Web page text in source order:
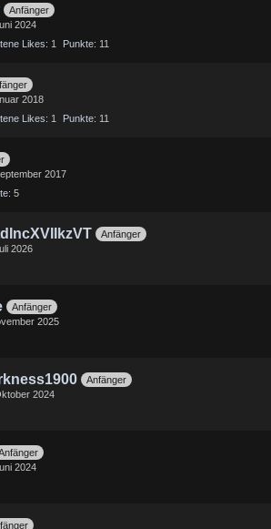
Anfänger
2024
Likes 1 Punkte 11
2018
Likes 1 Punkte 11
2017
5
Anfänger
2026
Anfänger
2025
Anfänger
2024
2024